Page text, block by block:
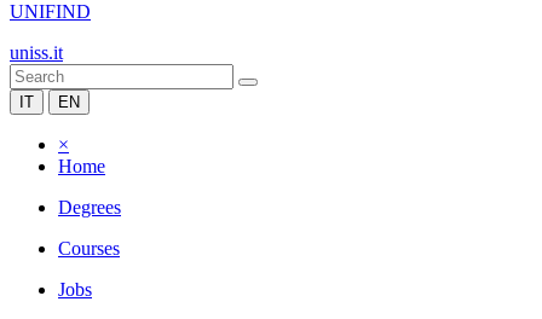
UNIFIND
uniss.it
IT EN
×
Home
Degrees
Courses
Jobs